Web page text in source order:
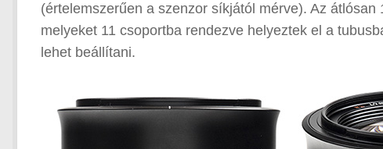
(értelemszerűen a szenzor síkjától mérve). Az
melyeket 11 csoportba rendezve helyeztek el a
lehet beállítani.